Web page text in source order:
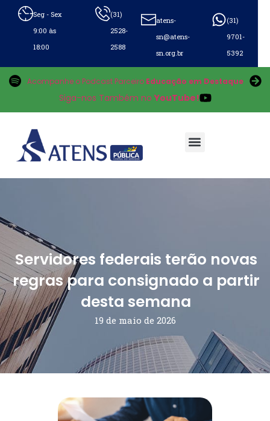
Seg - Sex
9:00 às
18:00
(31)
2528-
2588
atens-
sn@atens-
sn.org.br
(31)
9701-
5392
Acompanhe o Podcast Parceiro Educação em Destaque
Siga-nos Também no YouTube!
Servidores federais terão novas
regras para consignado a partir
desta semana
19 de maio de 2026